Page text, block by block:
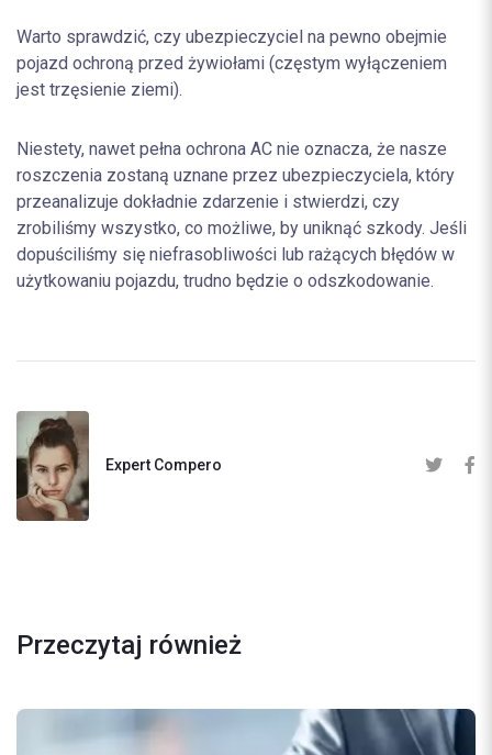
Warto sprawdzić, czy ubezpieczyciel na pewno obejmie
pojazd ochroną przed żywiołami (częstym wyłączeniem
jest trzęsienie ziemi).
Niestety, nawet pełna ochrona AC nie oznacza, że nasze
roszczenia zostaną uznane przez ubezpieczyciela, który
przeanalizuje dokładnie zdarzenie i stwierdzi, czy
zrobiliśmy wszystko, co możliwe, by uniknąć szkody. Jeśli
dopuściliśmy się niefrasobliwości lub rażących błędów w
użytkowaniu pojazdu, trudno będzie o odszkodowanie.
Expert Compero
Przeczytaj również